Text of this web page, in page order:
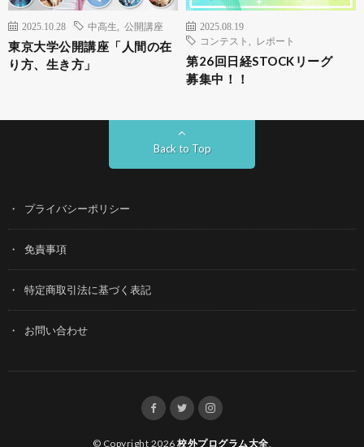
2025.10.28 中高生 公開講座
東京大学公開講座「人間の在
り方、生き方」
2025.08.19
コンテスト
レポート
第26回日経STOCKリーグ
募集中！！
Back to Top
プライバシーポリシー
免責事項
特定商取引法に基づく表記
お問い合わせ
© Copyright 2026校外プログラム大全.